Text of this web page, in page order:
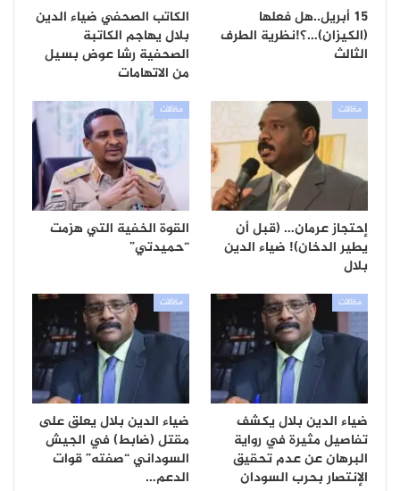
١٥ أبريل..هل فعلها
(الكيزان)…؟!نظرية الطرف
الثالث
الكاتب الصحفي ضياء الدين
بلال يهاجم الكاتبة
الصحفية رشا عوض بسيل
من الاتهامات
مقالات
إحتجاز عرمان… (قبل أن
يطير الدخان)! ضياء الدين
بلال
مقالات
القوة الخفية التي هزمت
“حميدتي”
مقالات
ضياء الدين بلال يكشف
تفاصيل مثيرة في رواية
البرهان عن عدم تحقيق
الإنتصار بحرب السودان
مقالات
ضياء الدين بلال يعلق على
مقتل (ضابط) في الجيش
السوداني “صفته” قوات
الدعم…